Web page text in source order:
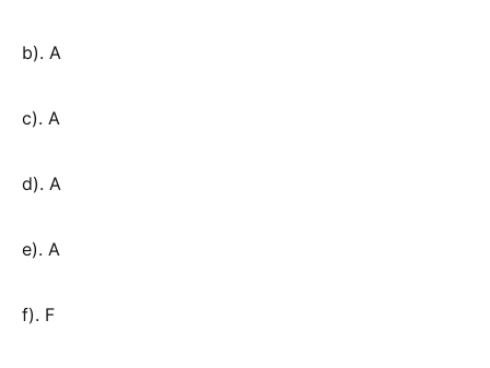
b). A
c). A
d). A
e). A
f). F